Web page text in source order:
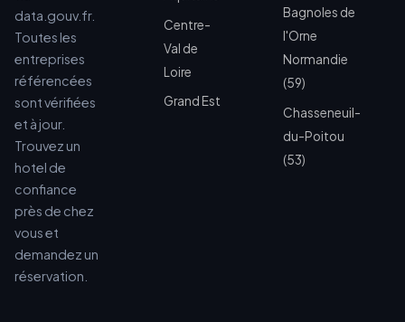
data.gouv.fr.
Toutes les
entreprises
référencées
sont vérifiées
et à jour.
Trouvez un
hotel de
confiance
près de chez
vous et
demandez un
réservation.
Centre-
Val de
Loire
Grand Est
Bagnoles de
l'Orne
Normandie
(59)
Chasseneuil-
du-Poitou
(53)